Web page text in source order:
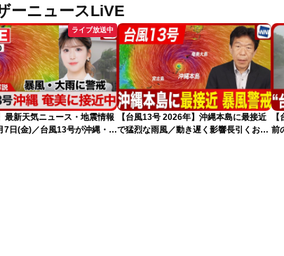
ーニュースLiVE
ライブ放送中
最新天気ニュース・地震情報
7日(金)／台風13号が沖縄・奄
【台風13号 2026年】沖縄本島に最接近
で猛烈な雨風／動き遅く影響長引くおそ 前